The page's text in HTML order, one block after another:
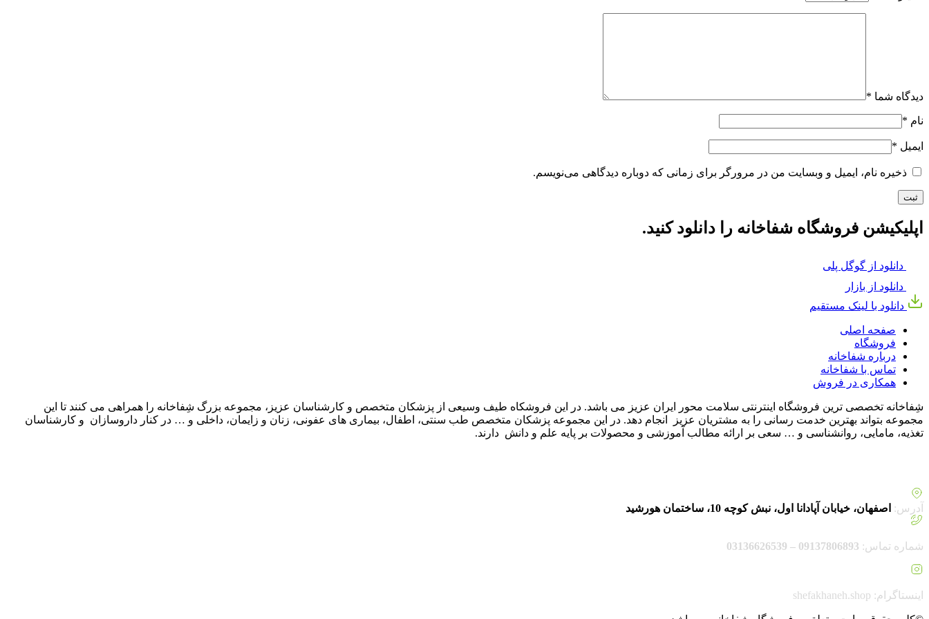
دیدگاه شما *
نام *
ایمیل *
ذخیره نام، ایمیل و وبسایت من در مرورگر برای زمانی که دوباره دیدگاهی می‌نویسم.
اپلیکیشن فروشگاه شفاخانه را دانلود کنید.
دانلود از گوگل پلی
دانلود از بازار
دانلود با لینک مستقیم
صفحه اصلی
فروشگاه
درباره شفاخانه
تماس با شفاخانه
همکاری در فروش
شِفاخانه تخصصی ترین فروشگاه اینترنتی سلامت محور ایران عزیز می باشد. در این فروشکاه طیف وسیعی از پزشکان متخصص و کارشناسان عزیز، مجموعه بزرگ شِفاخانه را همراهی می کنند تا این
مجموعه بتواند بهترین خدمت رسانی را به مشتریان عزیز انجام دهد. در این مجموعه پزشکان متخصص طب سنتی، اطفال، بیماری های عفونی، زنان و زایمان، داخلی و … در کنار داروسازان و کارشناسان
تغذیه، مامایی، روانشناسی و … سعی بر ارائه مطالب آموزشی و محصولات بر پایه علم و دانش دارند.
آدرس: اصفهان، خیابان آپادانا اول، نبش کوچه 10، ساختمان هورشید
شماره تماس: 09137806893 – 03136626539
اینستاگرام: shefakhaneh.shop